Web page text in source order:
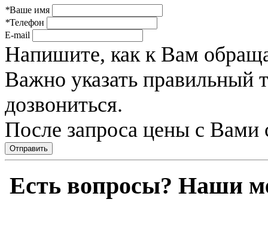
*Ваше имя
*Телефон
E-mail
Напишите, как к Вам
Важно указать
дозвониться.
После запроса цены с Вами
Отправить
Есть вопросы? Наши